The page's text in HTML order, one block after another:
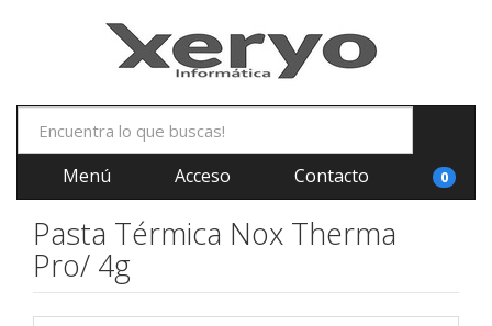
Menú Acceso Contacto 0
Pasta Térmica Nox Therma
Pro/ 4g